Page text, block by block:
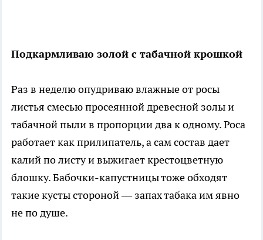
Подкармливаю золой с табачной крошкой
Раз в неделю опудриваю влажные от росы
листья смесью просеянной древесной золы и
табачной пыли в пропорции два к одному. Роса
работает как прилипатель, а сам состав дает
калий по листу и выжигает крестоцветную
блошку. Бабочки-капустницы тоже обходят
такие кусты стороной — запах табака им явно
не по душе.